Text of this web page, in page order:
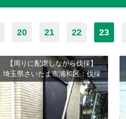
20 21 22 23
【周りに配慮しながら伐採】
埼玉県さいたま市浦和区：伐採